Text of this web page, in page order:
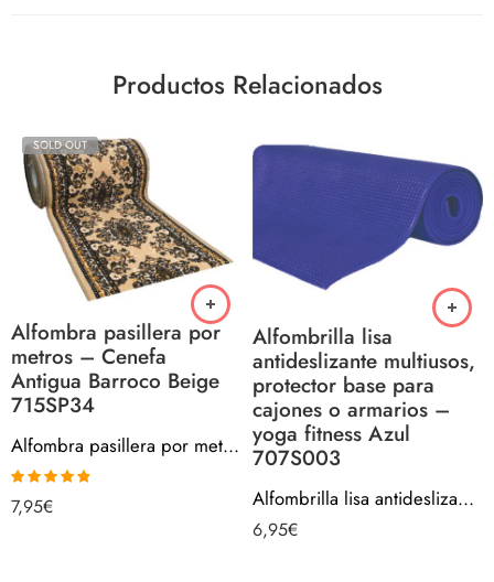
Productos Relacionados
SOLD OUT
Alfombra pasillera por
metros – Cenefa
Antigua Barroco Beige
715SP34
Alfombra pasillera por metros – Cenefa Antigua Barroco Beige 715SP34
Valorado
con4.80
7,95€
Alfombrilla lisa
antideslizante multiusos,
protector base para
cajones o armarios –
yoga fitness Azul
707S003
Alfombrilla lisa antideslizante multiusos, protector base para cajones o armarios – yoga fitness Azul 707S003
6,95€